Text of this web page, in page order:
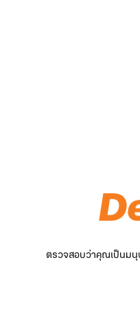
ตรวจสอบว่าคุณเป็นมนุ